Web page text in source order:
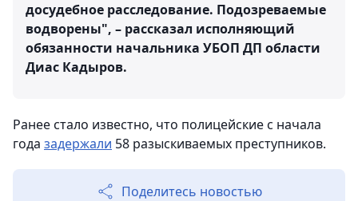
досудебное расследование. Подозреваемые
водворены", – рассказал исполняющий
обязанности начальника УБОП ДП области
Диас Кадыров.
Ранее стало известно, что полицейские с начала
года задержали 58 разыскиваемых преступников.
Поделитесь новостью